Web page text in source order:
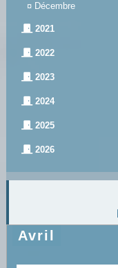
¤ Décembre
2021
2022
2023
2024
2025
2026
Avril